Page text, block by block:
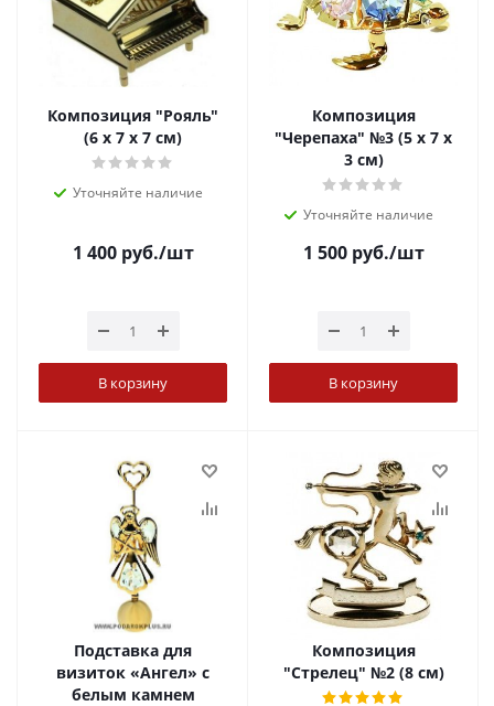
Композиция "Рояль"
(6 х 7 х 7 см)
Уточняйте наличие
1 400руб./шт
В корзину
Композиция
"Черепаха" №3 (5 х 7 х
3 см)
Уточняйте наличие
1 500руб./шт
В корзину
Подставка для
визиток «Ангел» с
белым камнем
Композиция
"Стрелец" №2 (8 см)